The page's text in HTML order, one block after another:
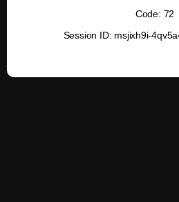
Code: 72
Session ID: msjixh9i-